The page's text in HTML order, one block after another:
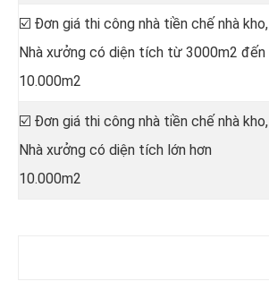
☑️ Đơn giá thi công nhà tiền chế nhà kho,
Nhà xưởng có diện tích từ 3000m2 đến
10.000m2
☑️ Đơn giá thi công nhà tiền chế nhà kho,
Nhà xưởng có diện tích lớn hơn
10.000m2